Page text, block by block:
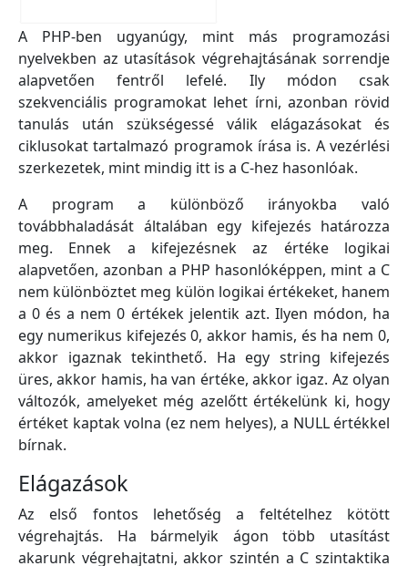
A PHP-ben ugyanúgy, mint más programozási
nyelvekben az utasítások végrehajtásának sorrendje
alapvetően fentről lefelé. Ily módon csak
szekvenciális programokat lehet írni, azonban rövid
tanulás után szükségessé válik elágazásokat és
ciklusokat tartalmazó programok írása is. A vezérlési
szerkezetek, mint mindig itt is a C-hez hasonlóak.
A program a különböző irányokba való
továbbhaladását általában egy kifejezés határozza
meg. Ennek a kifejezésnek az értéke logikai
alapvetően, azonban a PHP hasonlóképpen, mint a C
nem különböztet meg külön logikai értékeket, hanem
a 0 és a nem 0 értékek jelentik azt. Ilyen módon, ha
egy numerikus kifejezés 0, akkor hamis, és ha nem 0,
akkor igaznak tekinthető. Ha egy string kifejezés
üres, akkor hamis, ha van értéke, akkor igaz. Az olyan
változók, amelyeket még azelőtt értékelünk ki, hogy
értéket kaptak volna (ez nem helyes), a NULL értékkel
bírnak.
Elágazások
Az első fontos lehetőség a feltételhez kötött
végrehajtás. Ha bármelyik ágon több utasítást
akarunk végrehajtatni, akkor szintén a C szintaktika